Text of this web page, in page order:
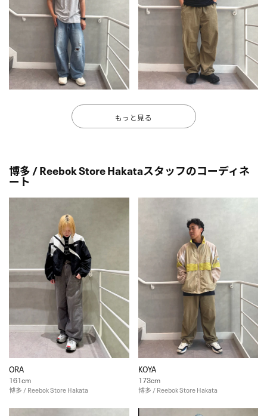
もっと見る
博多 / Reebok Store Hakataスタッフのコーディネ
ート
ORA
161cm
博多 / Reebok Store Hakata
KOYA
173cm
博多 / Reebok Store Hakata